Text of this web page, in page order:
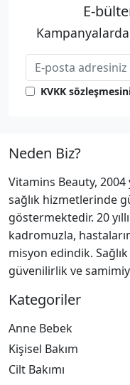
E-
KVKK
Neden Biz?
Vitamins Beauty, 2004
sağlık hizmetlerinde
göstermektedir. 20
kadromuzla,
misyon edindik.
güvenilirlik ve
Kategoriler
Anne Bebek
Kişisel Bakım
Cilt Bakımı